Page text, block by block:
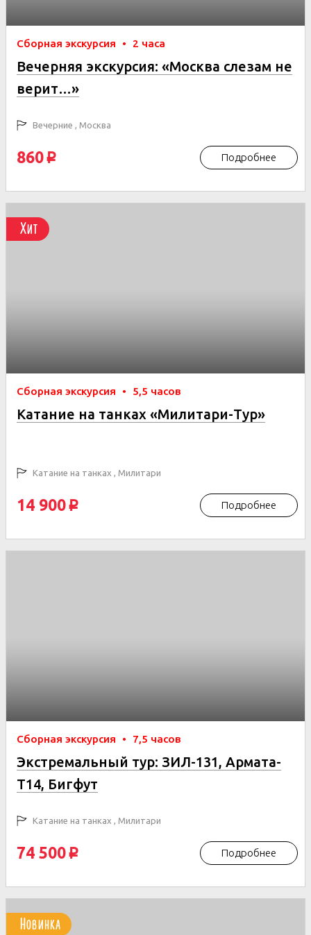
Сборная экскурсия • 2 часа
Вечерняя экскурсия: «Москва слезам не
верит…»
Вечерние , Москва
860 p Подробнее
Хит
Сборная экскурсия • 5,5 часов
Катание на танках «Милитари-Тур»
Катание на танках , Милитари
14 900 p Подробнее
Сборная экскурсия • 7,5 часов
Экстремальный тур: ЗИЛ-131, Армата-
Т14, Бигфут
Катание на танках , Милитари
74 500 p Подробнее
Новинка